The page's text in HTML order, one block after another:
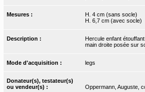
Mesures :
H. 4 cm (sans socle)
H. 6,7 cm (avec socle)
Description :
Hercule enfant
main droite posée sur
Mode d'acquisition : legs
Donateur(s), testateur(s)
ou vendeur(s) :
Oppermann, Auguste,